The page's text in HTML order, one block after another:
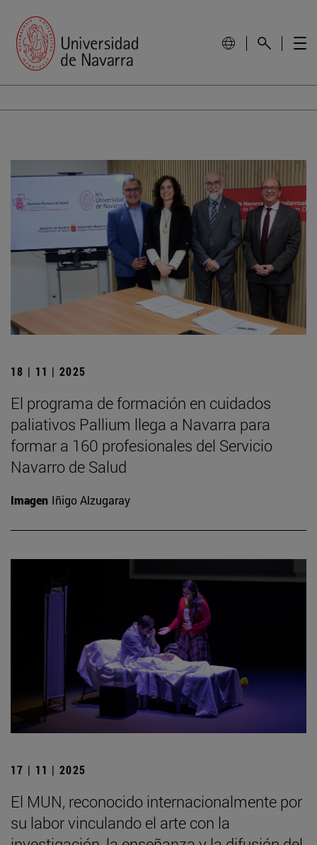
18 | 11 | 2025
El programa de formación en cuidados
paliativos Pallium llega a Navarra para
formar a 160 profesionales del Servicio
Navarro de Salud
Imagen Iñigo Alzugaray
17 | 11 | 2025
El MUN, reconocido internacionalmente por
su labor vinculando el arte con la